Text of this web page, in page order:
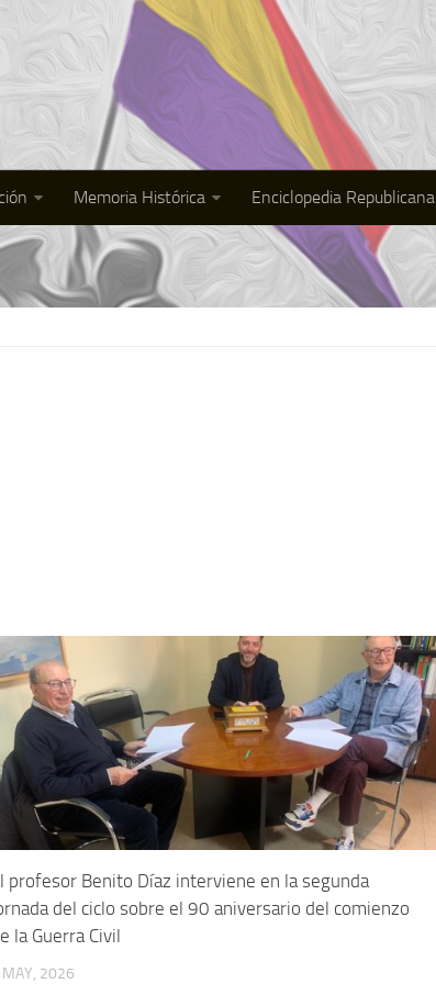
Memoria Histórica Enciclopedia Republicana
profesor Benito Díaz interviene en la segunda
del ciclo sobre el 90 aniversario del comienzo
la Guerra Civil
MAY, 2026